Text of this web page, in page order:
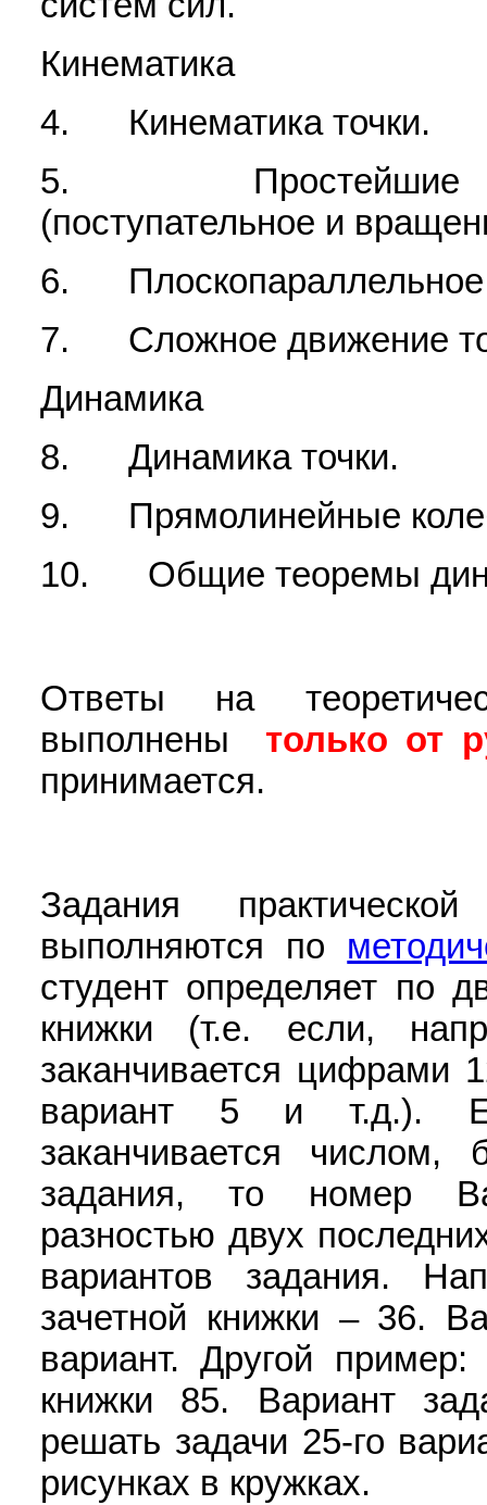
Кинематика
4. Кинематика точки.
5. Простейшие
(поступательное и
6. Плоскопараллельное
7. Сложное движение
Динамика
8. Динамика точки.
9. Прямолинейные
10. Общие теоремы
Ответы на
выполнены
только от
принимается.
Задания
выполняются по
студент определяет по
книжки (т.е. если,
заканчивается цифрами
вариант 5 и т.д.).
заканчивается
задания, то номер
разностью двух
вариантов задания.
зачетной книжки – 36.
вариант. Другой
книжки 85. Вариант
решать задачи 25-го
рисунках в кружках.